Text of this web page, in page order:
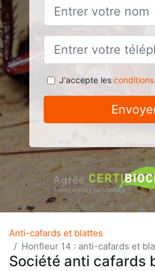
J'accepte les conditions
Anti-cafards et blattes
Honfleur 14 : anti-cafards et
Société anti cafards